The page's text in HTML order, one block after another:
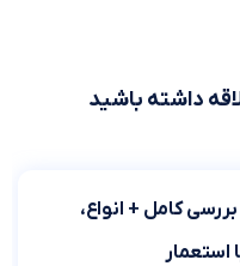
داشته باشید
کامل + انواع،
استعمار